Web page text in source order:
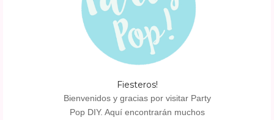
Fiesteros!
Bienvenidos y gracias por visitar Party
Pop DIY. Aquí encontrarán muchos